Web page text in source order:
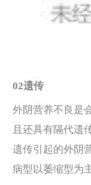
02遗传
外阴营养不良是
且还具有隔代遗
遗传引起的外阴
病型以萎缩型为主